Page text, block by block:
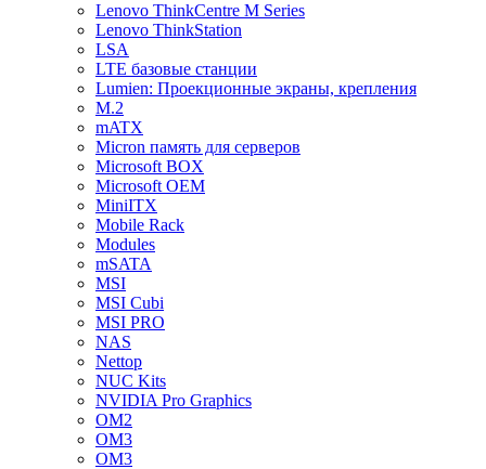
Lenovo ThinkCentre M Series
Lenovo ThinkStation
LSA
LTE базовые станции
Lumien: Проекционные экраны, крепления
M.2
mATX
Micron память для серверов
Microsoft BOX
Microsoft OEM
MiniITX
Mobile Rack
Modules
mSATA
MSI
MSI Cubi
MSI PRO
NAS
Nettop
NUC Kits
NVIDIA Pro Graphics
OM2
OM3
OM3